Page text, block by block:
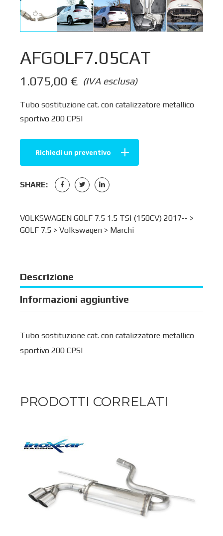
AFGOLF7.05CAT
(IVA esclusa)
1.075,00 €
Tubo sostituzione cat. con catalizzatore metallico
sportivo 200 CPSI
Richiedi un preventivo
SHARE:
VOLKSWAGEN GOLF 7.5 1.5 TSI (150CV) 2017-- >
GOLF 7.5 > Volkswagen > Marchi
Descrizione
Informazioni aggiuntive
Tubo sostituzione cat. con catalizzatore metallico
sportivo 200 CPSI
PRODOTTI CORRELATI